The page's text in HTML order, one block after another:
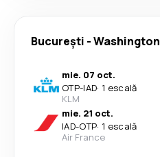
București -Washington
mie. 07 oct.
OTP-IAD· 1 escală
KLM
mie. 21 oct.
IAD-OTP· 1 escală
Air France